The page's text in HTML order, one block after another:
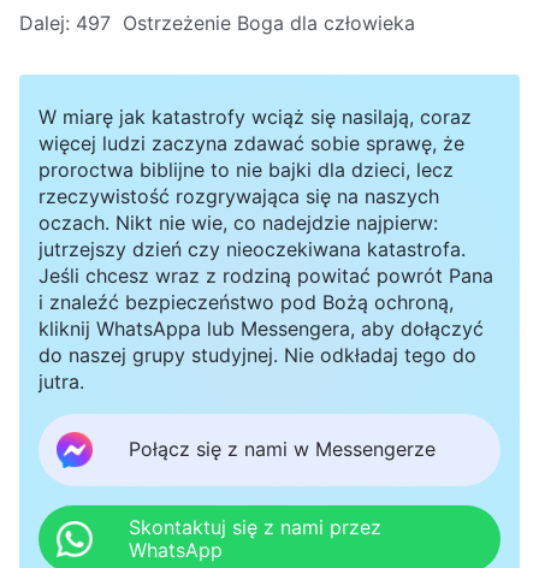
Dalej: 497 Ostrzeżenie Boga dla człowieka
W miarę jak katastrofy wciąż się nasilają, coraz
więcej ludzi zaczyna zdawać sobie sprawę, że
proroctwa biblijne to nie bajki dla dzieci, lecz
rzeczywistość rozgrywająca się na naszych
oczach. Nikt nie wie, co nadejdzie najpierw:
jutrzejszy dzień czy nieoczekiwana katastrofa.
Jeśli chcesz wraz z rodziną powitać powrót Pana
i znaleźć bezpieczeństwo pod Bożą ochroną,
kliknij WhatsAppa lub Messengera, aby dołączyć
do naszej grupy studyjnej. Nie odkładaj tego do
jutra.
Połącz się z nami w Messengerze
Skontaktuj się z nami przez
WhatsApp